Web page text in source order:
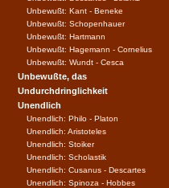
Unbewußt: Kant - Beneke
Unbewußt: Schopenhauer
Unbewußt: Hartmann
Unbewußt: Hagemann - Cornelius
Unbewußt: Wundt - Cesca
Unbewußte, das
Undurchdringlichkeit
Unendlich
Unendlich: Philo - Platon
Unendlich: Aristoteles
Unendlich: Stoiker
Unendlich: Scholastik
Unendlich: Cusanus - Descartes
Unendlich: Spinoza - Hobbes